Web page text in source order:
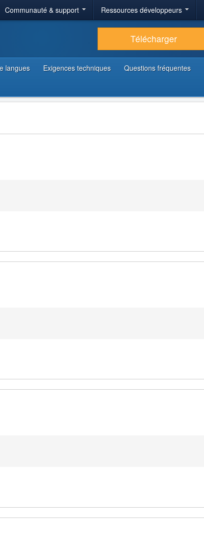
Communauté & support Ressources développeurs
Télécharger
langues Exigences techniques Questions fréquentes